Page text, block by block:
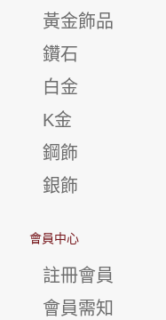
黃金飾品
鑽石
白金
K金
鋼飾
銀飾
會員中心
註冊會員
會員需知